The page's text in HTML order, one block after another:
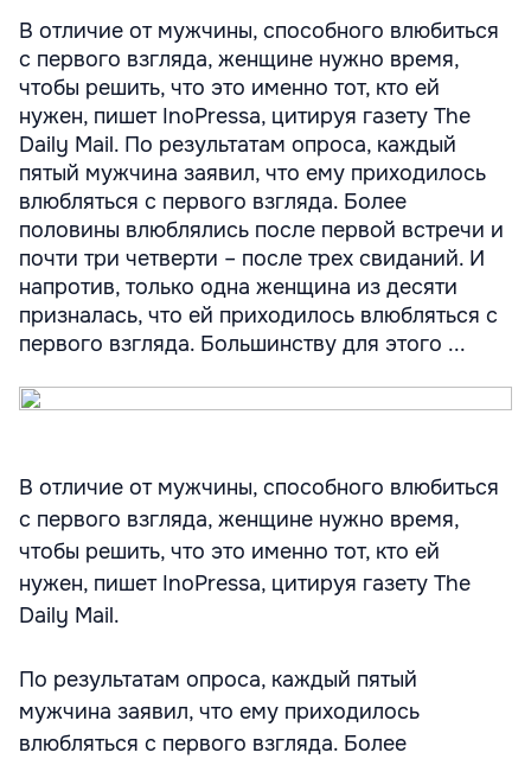
В отличие от мужчины, способного влюбиться
с первого взгляда, женщине нужно время,
чтобы решить, что это именно тот, кто ей
нужен, пишет InoPressa, цитируя газету The
Daily Mail. По результатам опроса, каждый
пятый мужчина заявил, что ему приходилось
влюбляться с первого взгляда. Более
половины влюблялись после первой встречи и
почти три четверти – после трех свиданий. И
напротив, только одна женщина из десяти
призналась, что ей приходилось влюбляться с
первого взгляда. Большинству для этого ...
В отличие от мужчины, способного влюбиться
с первого взгляда, женщине нужно время,
чтобы решить, что это именно тот, кто ей
нужен, пишет InoPressa, цитируя газету The
Daily Mail.
По результатам опроса, каждый пятый
мужчина заявил, что ему приходилось
влюбляться с первого взгляда. Более